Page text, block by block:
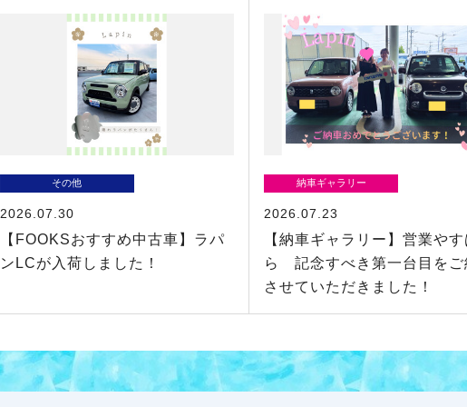
その他
2026.07.30
【FOOKSおすすめ中古車】ラパ
ンLCが入荷しました！
納車ギャラリー
2026.07.23
【納車ギャラリー】営業や
ら 記念すべき第一台目をご
させていただきました！